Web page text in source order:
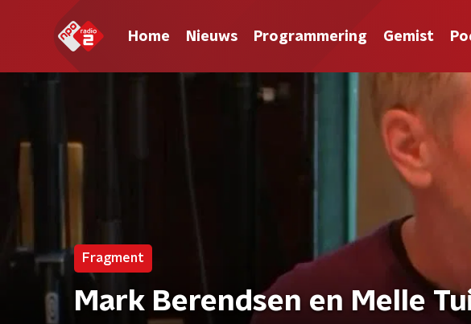
Home Nieuws Programmering Gemist
Fragment
Mark Berendsen en Melle